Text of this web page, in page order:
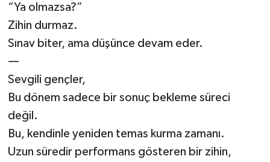
“Ya olmazsa?”
Zihin durmaz.
Sınav biter, ama düşünce devam eder.
—
Sevgili gençler,
Bu dönem sadece bir sonuç bekleme süreci
değil.
Bu, kendinle yeniden temas kurma zamanı.
Uzun süredir performans gösteren bir zihin,
Sağlık
Sinemalar
Spor
Teknoloji